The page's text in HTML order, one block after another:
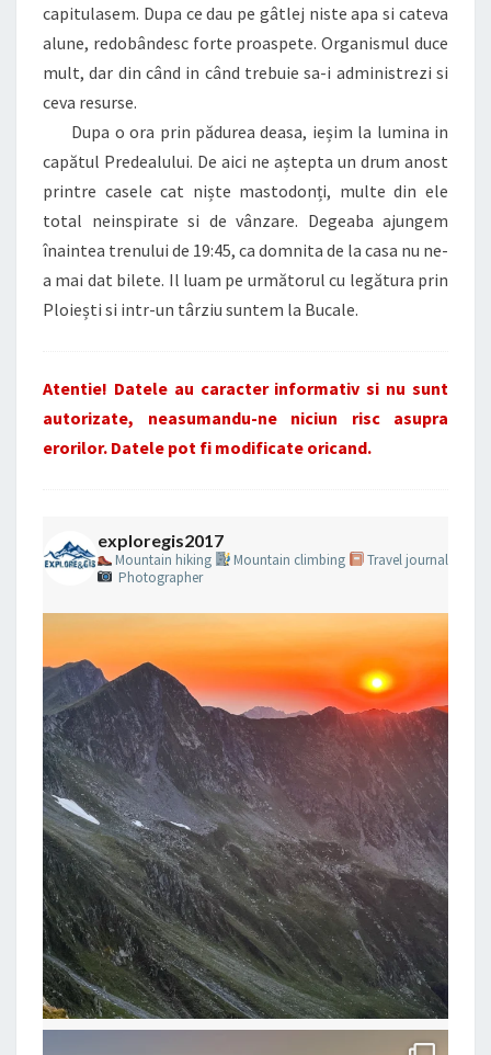
capitulasem. Dupa ce dau pe gâtlej niste apa si cateva
alune, redobândesc forte proaspete. Organismul duce
mult, dar din când in când trebuie sa-i administrezi si
ceva resurse.
Dupa o ora prin pădurea deasa, ieșim la lumina in
capătul Predealului. De aici ne aștepta un drum anost
printre casele cat niște mastodonți, multe din ele
total neinspirate si de vânzare. Degeaba ajungem
înaintea trenului de 19:45, ca domnita de la casa nu ne-
a mai dat bilete. Il luam pe următorul cu legătura prin
Ploiești si intr-un târziu suntem la Bucale.
Atentie! Datele au caracter informativ si nu sunt
autorizate, neasumandu-ne niciun risc asupra
erorilor. Datele pot fi modificate oricand.
exploregis2017
Mountain hiking Mountain climbing
Travel journal
Photographer